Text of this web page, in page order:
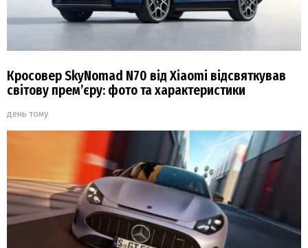
Кросовер SkyNomad N70 від Xiaomi відсвяткував
світову прем’єру: фото та характеристики
день тому